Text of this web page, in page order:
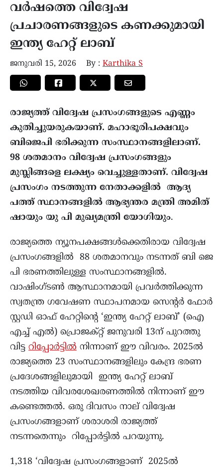
വർഷത്തെ വിദ്വേഷ
പ്രചാരണങ്ങളുടെ കണക്കുമായി
ഇന്ത്യ ഹേറ്റ് ലാബ്
ജനുവരി 15, 2026 By : Karthika S
രാജ്യത്ത് വിദ്വേഷ പ്രസംഗങ്ങളുടെ എണ്ണം
കുതിച്ചുയരുകയാണ്. മഹാഭൂരിപക്ഷവും
ബിജെപി ഭരിക്കുന്ന സംസ്ഥാനങ്ങളിലാണ്.
98 ശതമാനം വിദ്വേഷ പ്രസംഗങ്ങളും
മുസ്ലിങ്ങളെ ലക്ഷ്യം വെച്ചുള്ളതാണ്. വിദ്വേഷ
പ്രസംഗം നടത്തുന്ന നേതാക്കളിൽ ആദ്യ
പത്ത് സ്ഥാനങ്ങളിൽ ആഭ്യന്തര മന്ത്രി അമിത്
ഷായും യു പി മുഖ്യമന്ത്രി യോഗിയും.
രാജ്യത്തെ ന്യൂനപക്ഷങ്ങൾക്കെതിരായ വിദ്വേഷ
പ്രസംഗങ്ങളിൽ 88 ശതമാനവും നടന്നത് ബി ജെ
പി ഭരണത്തിലുള്ള സംസ്ഥാനങ്ങളിൽ.
വാഷിംഗ്ടൺ ആസ്ഥാനമായി പ്രവർത്തിക്കുന്ന
സ്വതന്ത്ര ഗവേഷണ സ്ഥാപനമായ സെന്റർ ഫോർ
സ്റ്റഡി ഓഫ് ഹേറ്റിന്റെ ‘ഇന്ത്യ ഹേറ്റ് ലാബ്’ (ഐ
എച്ച് എൽ) പ്രൊജക്റ്റ്‌ ജനുവരി 13ന് പുറത്തു
വിട്ട റിപ്പോർട്ടിൽ നിന്നാണ് ഈ വിവരം. 2025ൽ
രാജ്യത്തെ 23 സംസ്ഥാനങ്ങളിലും കേന്ദ്ര ഭരണ
പ്രദേശങ്ങളിലുമായി ഇന്ത്യ ഹേറ്റ് ലാബ്
നടത്തിയ വിവരശേഖരണത്തിൽ നിന്നാണ് ഈ
കണ്ടെത്തൽ. ഒരു ദിവസം നാല് വിദ്വേഷ
പ്രസംഗങ്ങളാണ് ശരാശരി രാജ്യത്ത്
നടന്നതെന്നും റിപ്പോർട്ടിൽ പറയുന്നു.
1,318 ‘വിദ്വേഷ പ്രസംഗങ്ങളാണ് 2025ൽ